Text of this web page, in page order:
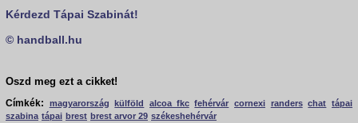
Kérdezd Tápai Szabinát!
© handball.hu
Oszd meg ezt a cikket!
Címkék:
magyarország külföld alcoa fkc fehérvár cornexi randers chat tápai
szabina tápai brest brest arvor 29 székeshehérvár